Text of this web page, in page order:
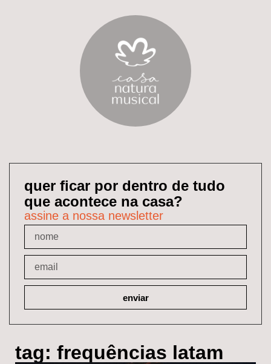
quer ficar por dentro de tudo
que acontece na casa?
assine a nossa newsletter
enviar
tag: frequências latam